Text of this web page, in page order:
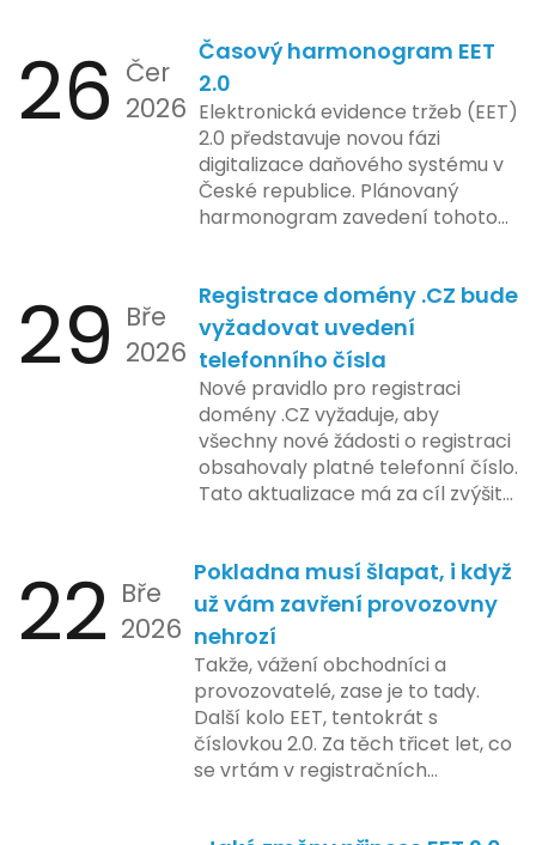
podniky s náročnými účetními
procesy.
26 Čer
2026
Časový harmonogram EET
2.0
Elektronická evidence tržeb (EET)
2.0 představuje novou fázi
digitalizace daňového systému v
České republice. Plánovaný
harmonogram zavedení tohoto
zahrnuje přípravu technické
platformy a legislativních změn,
které by měly být předloženy do
konce tohoto roku. Očekává se,
že tato fáze umožní adaptaci
systémů a rozšíření podpory pro
podnikatele, přičemž všechny
potřebné technologie by měly
být dostupné k testování v rámci
plánovaná na první pololetí
následujícího roku, je zaměřena
na školení a edukaci uživatelů,
včetně přípravy materiálů a
školení pro zaměstnavatele a
účetní firmy. V této fázi dojde
také k oficiálnímu spuštění
systému pro vybrané segmenty
podnikání. Třetí a konečná fáze
29 Bře
2026
Registrace domény .CZ bude
vyžadovat uvedení
telefonního čísla
Nové pravidlo pro registraci
domény .CZ vyžaduje, aby
všechny nové žádosti o registraci
obsahovaly platné telefonní číslo.
Tato aktualizace má za cíl zvýšit
České republice. Povinnost uvést
telefonní číslo se týká všech
nově registrovaných domén, a
také může ovlivnit stávající
majitele domén při aktualizaci
jejich údajů.
22 Bře
2026
Pokladna musí šlapat, i když
už vám zavření provozovny
nehrozí
Takže, vážení obchodníci a
provozovatelé, zase je to tady.
Další kolo EET, tentokrát s
číslovkou 2.0. Za těch třicet let, co
se vrtám v registračních